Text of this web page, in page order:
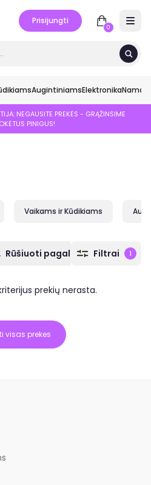
Prisijungti
0
AugintiniamsElektronikaNamai
NEGAUSITE PREKĖS - GRĄŽINSIME
PINIGUS!
Vaikams ir Kūdikiams
Rūšiuoti pagal Filtrai 1
prekių nerasta.
visas prekes